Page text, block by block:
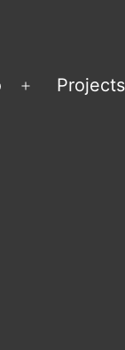
Menü
Projects